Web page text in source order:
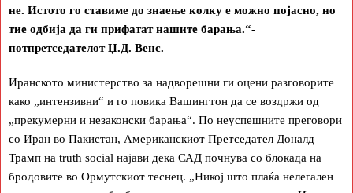
не. Истото го ставиме до знаење колку е можно појасно, но
тие одбија да ги прифатат нашите барања.“-
потпретседателот Џ.Д. Венс.
Иранското министерство за надворешни ги оцени разговорите
како „интензивни“ и го повика Вашингтон да се воздржи од
„прекумерни и незаконски барања“. По неуспешните преговори
со Иран во Пакистан, Американскиот Претседател Доналд
Трамп на truth social најави дека САД почнува со блокада на
бродовите во Ормутскиот теснец. „Никој што плаќа нелегален